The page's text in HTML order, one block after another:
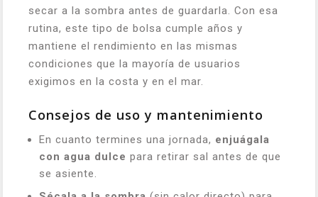
secar a la sombra antes de guardarla. Con esa
rutina, este tipo de bolsa cumple años y
mantiene el rendimiento en las mismas
condiciones que la mayoría de usuarios
exigimos en la costa y en el mar.
Consejos de uso y mantenimiento
En cuanto termines una jornada, enjuágala
con agua dulce para retirar sal antes de que
se asiente.